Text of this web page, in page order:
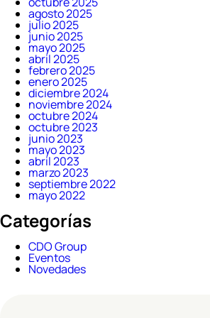
agosto 2025
julio 2025
junio 2025
mayo 2025
abril 2025
febrero 2025
enero 2025
diciembre 2024
noviembre 2024
octubre 2024
octubre 2023
junio 2023
mayo 2023
abril 2023
marzo 2023
septiembre 2022
mayo 2022
Categorías
CDO Group
Eventos
Novedades